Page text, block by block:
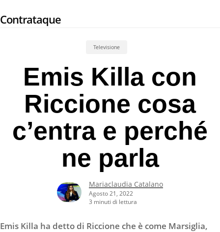
to
Contrataque
Televisione
Emis Killa con
Riccione cosa
c’entra e perché
ne parla
Mariaclaudia Catalano
Agosto 21, 2022
3 minuti di lettura
Emis Killa ha detto di Riccione che è come Marsiglia,